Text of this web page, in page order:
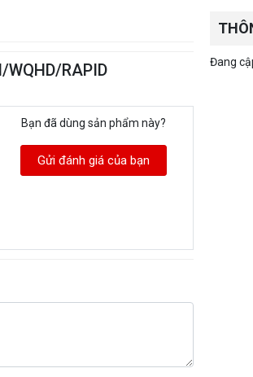
RAPID
Bạn đã dùng sản phẩm này?
Gửi đánh giá của bạn
Đang